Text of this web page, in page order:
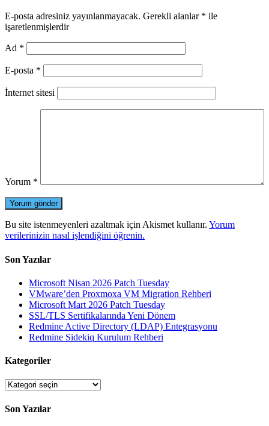
E-posta adresiniz yayınlanmayacak. Gerekli alanlar * ile
işaretlenmişlerdir
Ad *
E-posta *
İnternet sitesi
Yorum *
Bu site istenmeyenleri azaltmak için Akismet kullanır. Yorum
verilerinizin nasıl işlendiğini öğrenin.
Son Yazılar
Microsoft Nisan 2026 Patch Tuesday
VMware’den Proxmoxa VM Migration Rehberi
Microsoft Mart 2026 Patch Tuesday
SSL/TLS Sertifikalarında Yeni Dönem
Redmine Active Directory (LDAP) Entegrasyonu
Redmine Sidekiq Kurulum Rehberi
Kategoriler
Kategoriler
Son Yazılar